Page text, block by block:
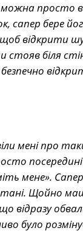
можна
сапер бере
відкрити
біля
мені про
мене».
Щойно
відразу
було